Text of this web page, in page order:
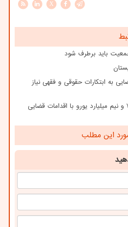
X
باید برطرف شود
به ابتکارات حقوقی و فقهی نیاز
رفع تعهدات ارزی بیش از ۷ و نیم میلیارد یورو با اقدامات قضایی
این مطلب